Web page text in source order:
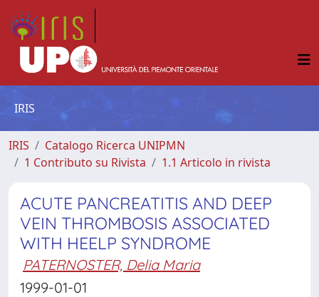
IRIS
IRIS
Catalogo Ricerca UNIPMN
1 Contributo su Rivista
1.1 Articolo in rivista
ACUTE PANCREATITIS AND DEEP
VEIN THROMBOSIS ASSOCIATED
WITH HEELP SYNDROME
PATERNOSTER, Delia Maria
1999-01-01